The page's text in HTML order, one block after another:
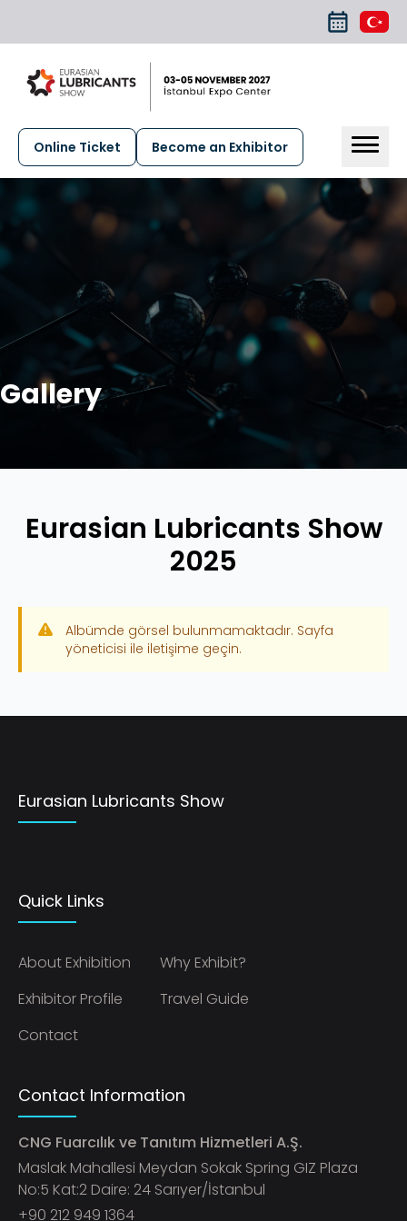
Online Ticket Become an Exhibitor
Gallery
Eurasian Lubricants Show
2025
Albümde görsel bulunmamaktadır. Sayfa
yöneticisi ile iletişime geçin.
Eurasian Lubricants Show
Quick Links
About Exhibition
Why Exhibit?
Exhibitor Profile
Travel Guide
Contact
Contact Information
CNG Fuarcılık ve Tanıtım Hizmetleri A.Ş.
Maslak Mahallesi Meydan Sokak Spring GIZ Plaza
No:5 Kat:2 Daire: 24 Sarıyer/İstanbul
+90 212 949 1364